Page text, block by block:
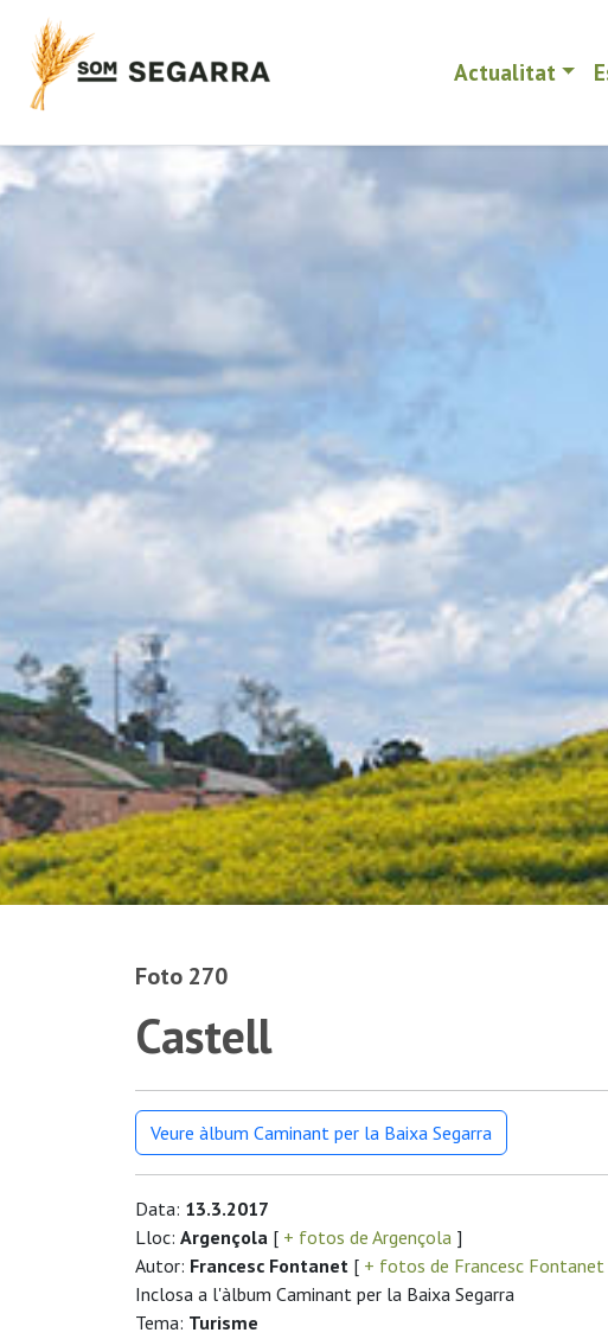
Actualitat
Foto 270
Castell
Veure àlbum Caminant per la Baixa Segarra
Data: 13.3.2017
Lloc: Argençola [ + fotos de Argençola ]
Autor: Francesc Fontanet [ + fotos de Francesc Fontanet
Inclosa a l'àlbum Caminant per la Baixa Segarra
Tema: Turisme